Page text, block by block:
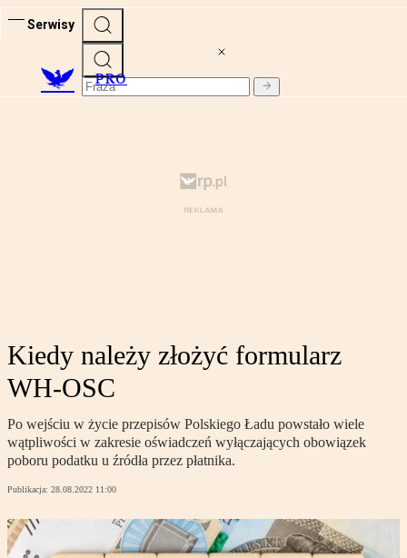
Serwisy
PRO
Kiedy należy złożyć formularz
WH-OSC
Po wejściu w życie przepisów Polskiego Ładu powstało wiele
wątpliwości w zakresie oświadczeń wyłączających obowiązek
poboru podatku u źródła przez płatnika.
Publikacja: 28.08.2022 11:00